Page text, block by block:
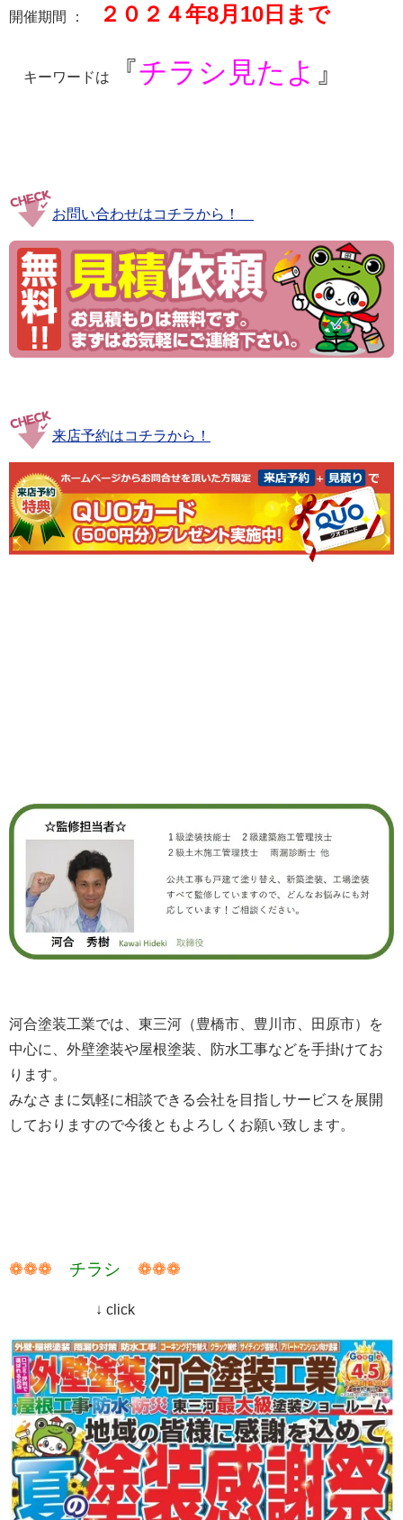
開催期間 ： ２０２４年8月10日まで
キーワードは 『チラシ見たよ 』
お問い合わせはコチラから！
来店予約はコチラから！
河合塗装工業では、東三河（豊橋市、豊川市、田原市）を
中心に、外壁塗装や屋根塗装、防水工事などを手掛けてお
ります。
みなさまに気軽に相談できる会社を目指しサービスを展開
しておりますので今後ともよろしくお願い致します。
❁❁❁ チラシ ❁❁❁
↓ click